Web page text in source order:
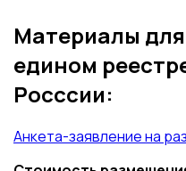
Материалы
едином
Росссии:
Анкета-заявление на